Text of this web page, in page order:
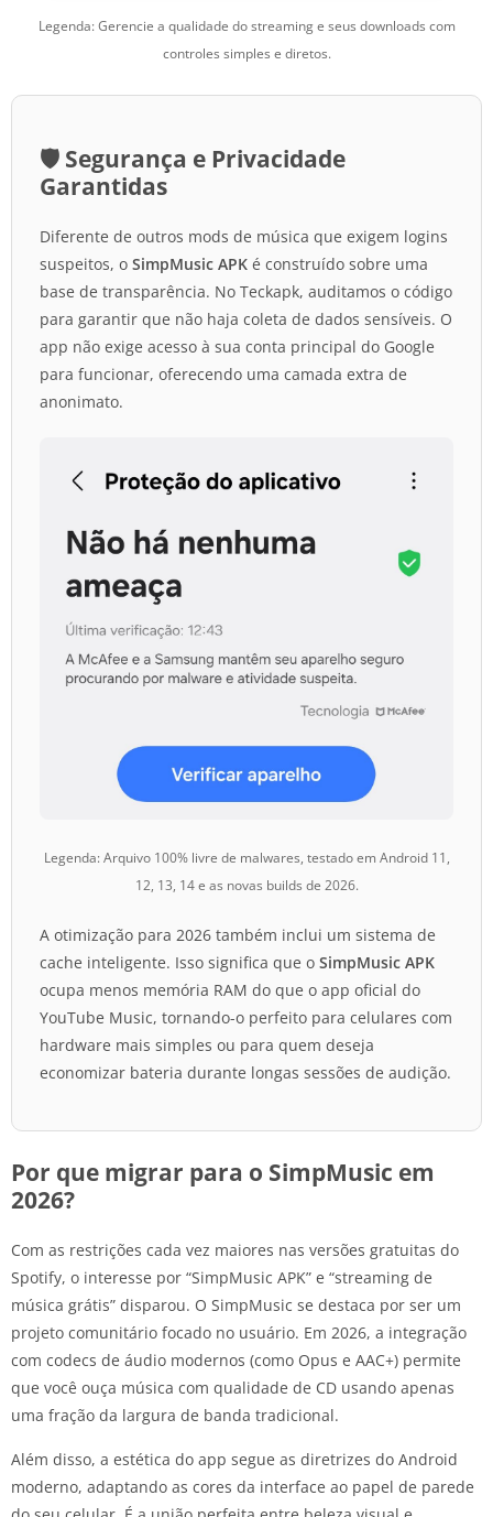
Legenda: Gerencie a qualidade do streaming e seus downloads com
controles simples e diretos.
🛡️ Segurança e Privacidade
Garantidas
Diferente de outros mods de música que exigem logins
suspeitos, o SimpMusic APK é construído sobre uma
base de transparência. No Teckapk, auditamos o código
para garantir que não haja coleta de dados sensíveis. O
app não exige acesso à sua conta principal do Google
para funcionar, oferecendo uma camada extra de
anonimato.
Legenda: Arquivo 100% livre de malwares, testado em Android 11,
12, 13, 14 e as novas builds de 2026.
A otimização para 2026 também inclui um sistema de
cache inteligente. Isso significa que o SimpMusic APK
ocupa menos memória RAM do que o app oficial do
YouTube Music, tornando-o perfeito para celulares com
hardware mais simples ou para quem deseja
economizar bateria durante longas sessões de audição.
Por que migrar para o SimpMusic em
2026?
Com as restrições cada vez maiores nas versões gratuitas do
Spotify, o interesse por “SimpMusic APK” e “streaming de
música grátis” disparou. O SimpMusic se destaca por ser um
projeto comunitário focado no usuário. Em 2026, a integração
com codecs de áudio modernos (como Opus e AAC+) permite
que você ouça música com qualidade de CD usando apenas
uma fração da largura de banda tradicional.
Além disso, a estética do app segue as diretrizes do Android
moderno, adaptando as cores da interface ao papel de parede